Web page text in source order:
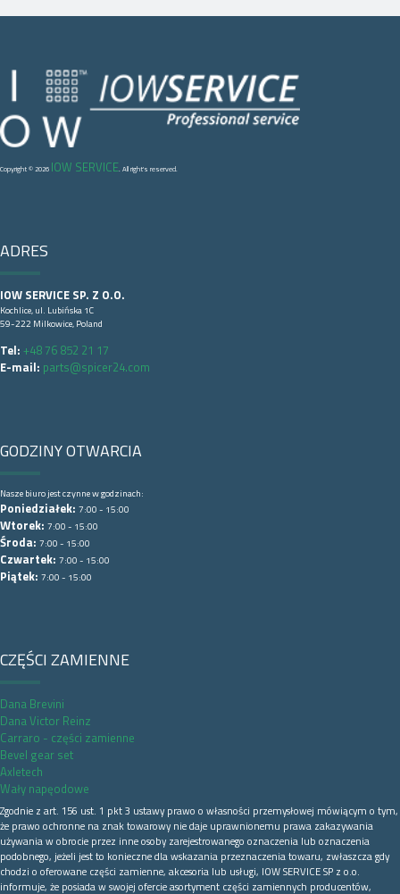
Copyright © 2026 IOW SERVICE. All right's reserved.
ADRES
IOW SERVICE SP. Z O.O.
Kochlice, ul. Lubińska 1C
59-222 Milkowice, Poland
Tel: +48 76 852 21 17
E-mail: parts@spicer24.com
GODZINY OTWARCIA
Nasze biuro jest czynne w godzinach:
Poniedziałek: 7:00 - 15:00
Wtorek: 7:00 - 15:00
Środa: 7:00 - 15:00
Czwartek: 7:00 - 15:00
Piątek: 7:00 - 15:00
CZĘŚCI ZAMIENNE
Dana Brevini
Dana Victor Reinz
Carraro - części zamienne
Bevel gear set
Axletech
Wały napęodowe
Zgodnie z art. 156 ust. 1 pkt 3 ustawy prawo o własności przemysłowej mówiącym o tym,
że prawo ochronne na znak towarowy nie daje uprawnionemu prawa zakazywania
używania w obrocie przez inne osoby zarejestrowanego oznaczenia lub oznaczenia
podobnego, jeżeli jest to konieczne dla wskazania przeznaczenia towaru, zwłaszcza gdy
chodzi o oferowane części zamienne, akcesoria lub usługi, IOW SERVICE SP z o.o.
informuje, że posiada w swojej ofercie asortyment części zamiennych producentów,